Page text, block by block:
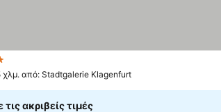
χλμ. από: Stadtgalerie Klagenfurt
ακριβείς τιμές